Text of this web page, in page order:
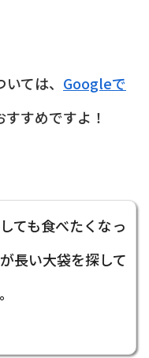
ては、 Googleで
すめですよ！
ても食べたくなっ
長い大袋を探して